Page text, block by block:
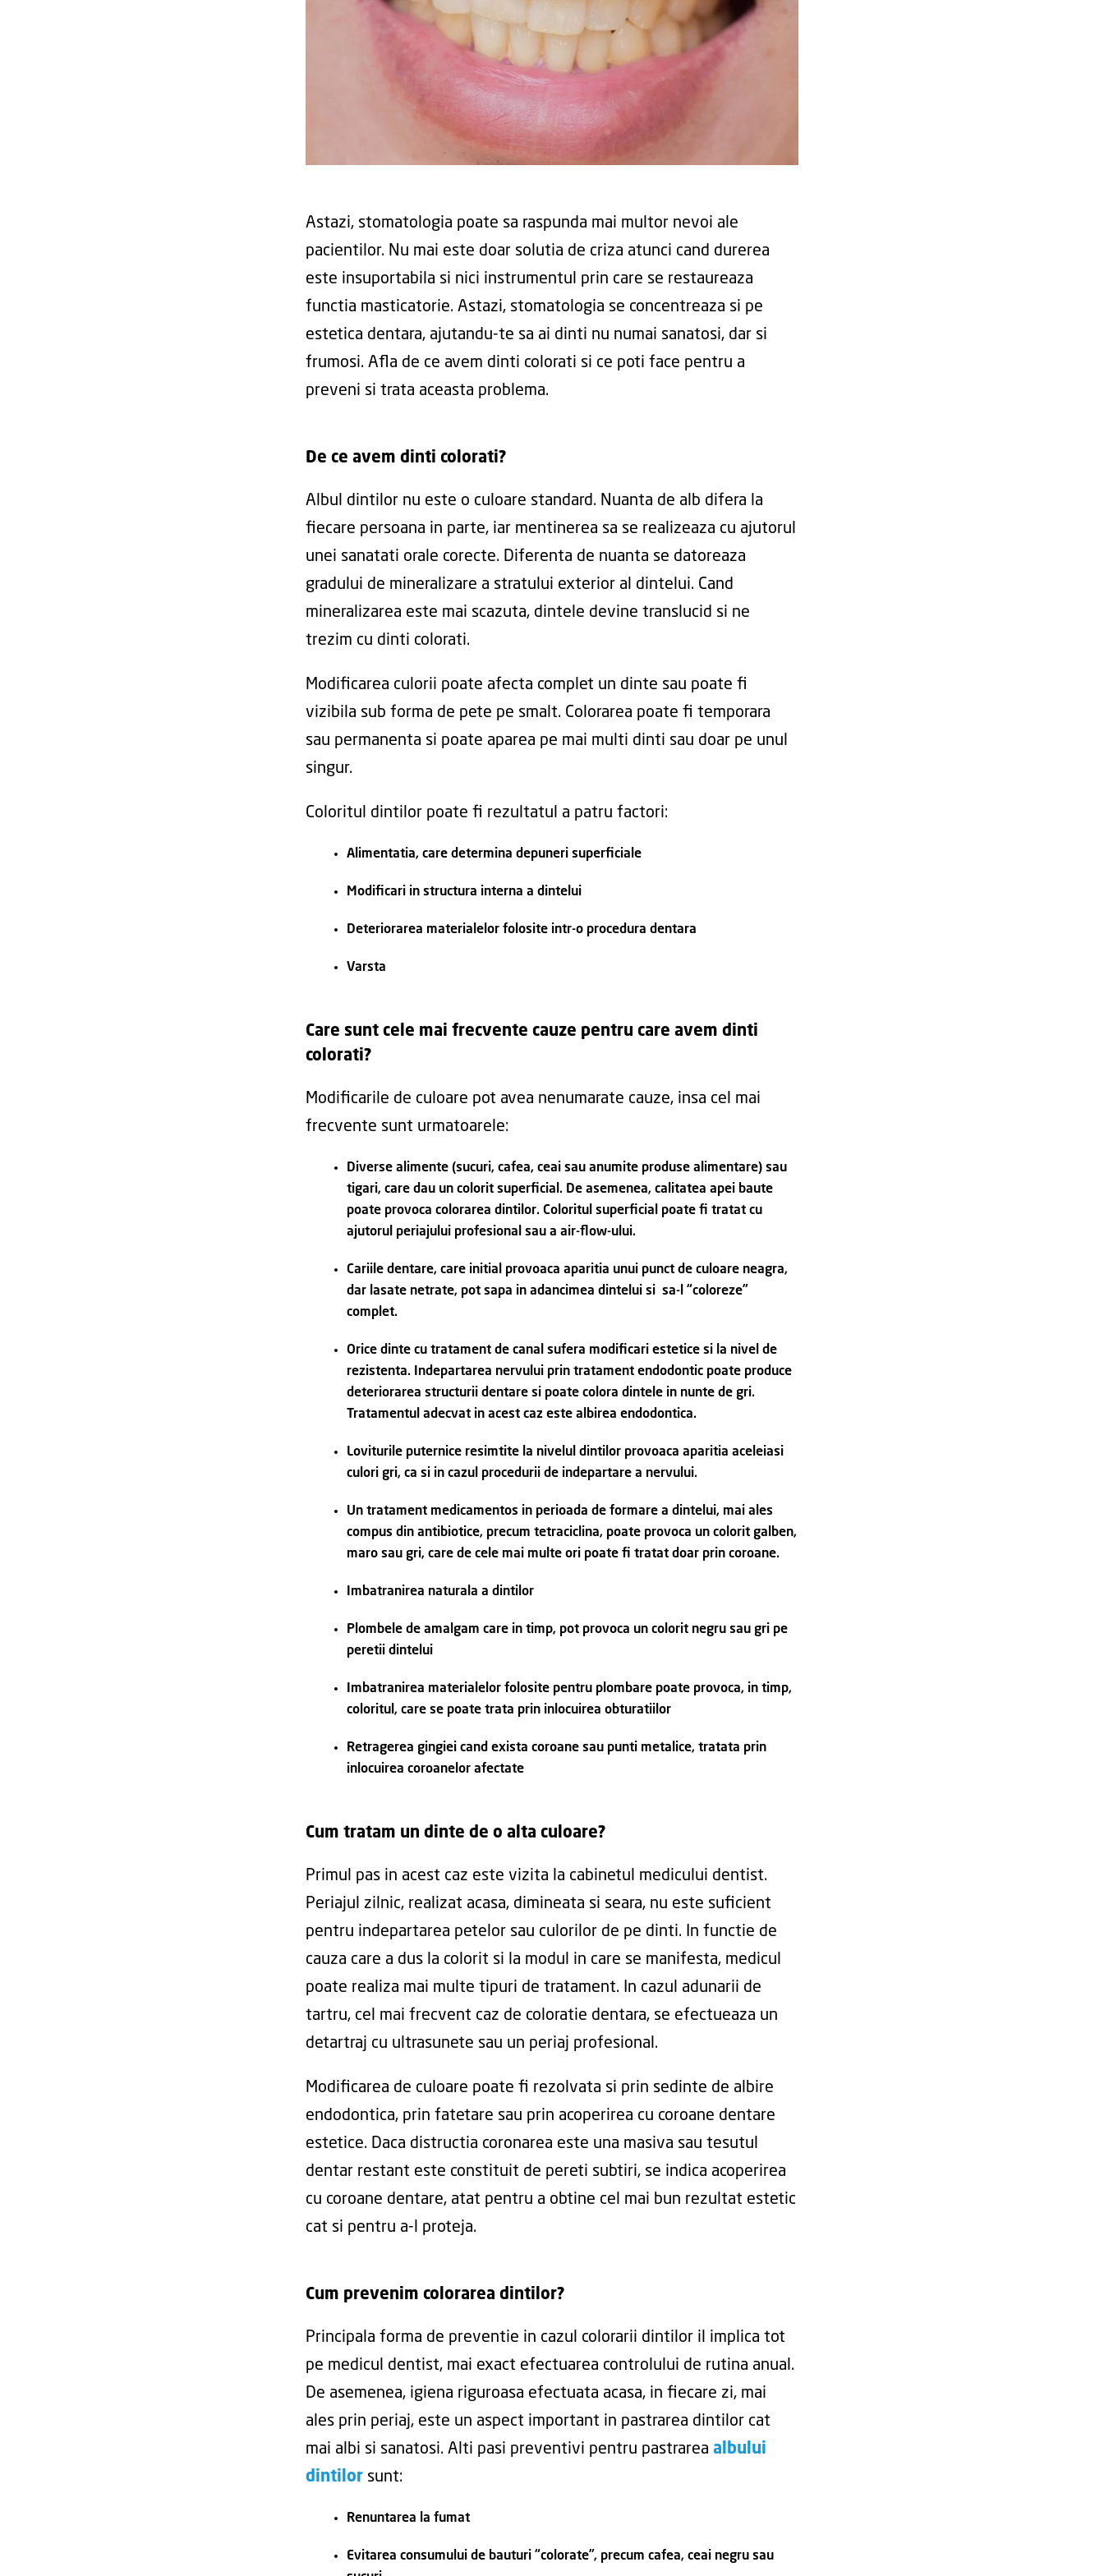
Astazi, stomatologia poate sa raspunda mai multor nevoi ale
pacientilor. Nu mai este doar solutia de criza atunci cand durerea
este insuportabila si nici instrumentul prin care se restaureaza
functia masticatorie. Astazi, stomatologia se concentreaza si pe
estetica dentara, ajutandu-te sa ai dinti nu numai sanatosi, dar si
frumosi. Afla de ce avem dinti colorati si ce poti face pentru a
preveni si trata aceasta problema.
De ce avem dinti colorati?
Albul dintilor nu este o culoare standard. Nuanta de alb difera la
fiecare persoana in parte, iar mentinerea sa se realizeaza cu ajutorul
unei sanatati orale corecte. Diferenta de nuanta se datoreaza
gradului de mineralizare a stratului exterior al dintelui. Cand
mineralizarea este mai scazuta, dintele devine translucid si ne
trezim cu dinti colorati.
Modificarea culorii poate afecta complet un dinte sau poate fi
vizibila sub forma de pete pe smalt. Colorarea poate fi temporara
sau permanenta si poate aparea pe mai multi dinti sau doar pe unul
singur.
Coloritul dintilor poate fi rezultatul a patru factori:
Alimentatia, care determina depuneri superficiale
Modificari in structura interna a dintelui
Deteriorarea materialelor folosite intr-o procedura dentara
Varsta
Care sunt cele mai frecvente cauze pentru care avem dinti
colorati?
Modificarile de culoare pot avea nenumarate cauze, insa cel mai
frecvente sunt urmatoarele:
Diverse alimente (sucuri, cafea, ceai sau anumite produse alimentare) sau
tigari, care dau un colorit superficial. De asemenea, calitatea apei baute
poate provoca colorarea dintilor. Coloritul superficial poate fi tratat cu
ajutorul periajului profesional sau a air-flow-ului.
Cariile dentare, care initial provoaca aparitia unui punct de culoare neagra,
dar lasate netrate, pot sapa in adancimea dintelui si sa-l “coloreze”
complet.
Orice dinte cu tratament de canal sufera modificari estetice si la nivel de
rezistenta. Indepartarea nervului prin tratament endodontic poate produce
deteriorarea structurii dentare si poate colora dintele in nunte de gri.
Tratamentul adecvat in acest caz este albirea endodontica.
Loviturile puternice resimtite la nivelul dintilor provoaca aparitia aceleiasi
culori gri, ca si in cazul procedurii de indepartare a nervului.
Un tratament medicamentos in perioada de formare a dintelui, mai ales
compus din antibiotice, precum tetraciclina, poate provoca un colorit galben,
maro sau gri, care de cele mai multe ori poate fi tratat doar prin coroane.
Imbatranirea naturala a dintilor
Plombele de amalgam care in timp, pot provoca un colorit negru sau gri pe
peretii dintelui
Imbatranirea materialelor folosite pentru plombare poate provoca, in timp,
coloritul, care se poate trata prin inlocuirea obturatiilor
Retragerea gingiei cand exista coroane sau punti metalice, tratata prin
inlocuirea coroanelor afectate
Cum tratam un dinte de o alta culoare?
Primul pas in acest caz este vizita la cabinetul medicului dentist.
Periajul zilnic, realizat acasa, dimineata si seara, nu este suficient
pentru indepartarea petelor sau culorilor de pe dinti. In functie de
cauza care a dus la colorit si la modul in care se manifesta, medicul
poate realiza mai multe tipuri de tratament. In cazul adunarii de
tartru, cel mai frecvent caz de coloratie dentara, se efectueaza un
detartraj cu ultrasunete sau un periaj profesional.
Modificarea de culoare poate fi rezolvata si prin sedinte de albire
endodontica, prin fatetare sau prin acoperirea cu coroane dentare
estetice. Daca distructia coronarea este una masiva sau tesutul
dentar restant este constituit de pereti subtiri, se indica acoperirea
cu coroane dentare, atat pentru a obtine cel mai bun rezultat estetic
cat si pentru a-l proteja.
Cum prevenim colorarea dintilor?
Principala forma de preventie in cazul colorarii dintilor il implica tot
pe medicul dentist, mai exact efectuarea controlului de rutina anual.
De asemenea, igiena riguroasa efectuata acasa, in fiecare zi, mai
ales prin periaj, este un aspect important in pastrarea dintilor cat
mai albi si sanatosi. Alti pasi preventivi pentru pastrarea albului
dintilor sunt:
Renuntarea la fumat
Evitarea consumului de bauturi “colorate”, precum cafea, ceai negru sau